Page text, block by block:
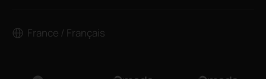
France / Français